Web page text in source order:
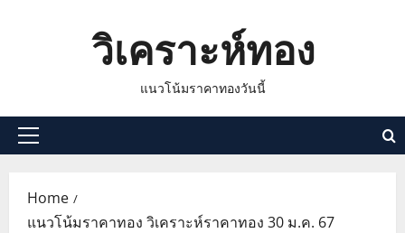
วิเคราะห์ทอง
แนวโน้มราคาทองวันนี้
Primary
Home
แนวโน้มราคาทอง วิเคราะห์ราคาทอง 30 ม.ค. 67